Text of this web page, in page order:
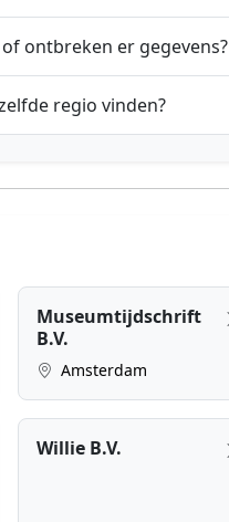
ontbreken er gegevens?
regio vinden?
Museumtijdschrift
B.V.
Amsterdam
Willie B.V.